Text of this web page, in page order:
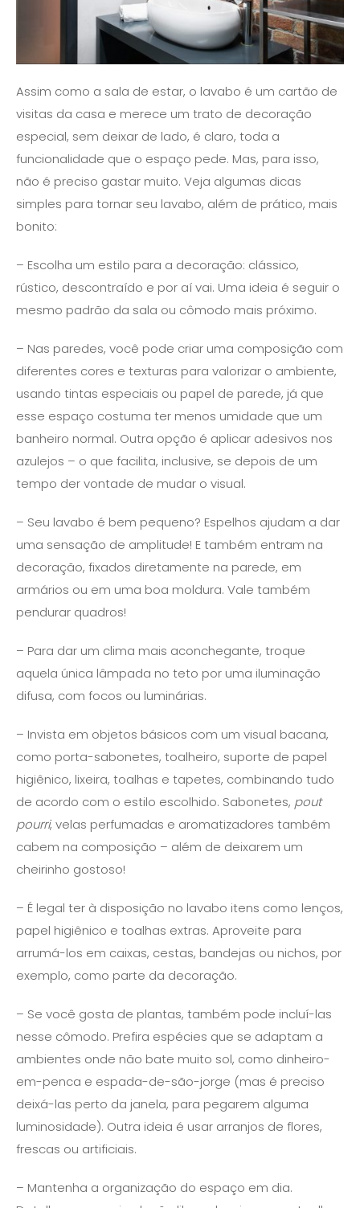
Assim como a sala de estar, o lavabo é um cartão de
visitas da casa e merece um trato de decoração
especial, sem deixar de lado, é claro, toda a
funcionalidade que o espaço pede. Mas, para isso,
não é preciso gastar muito. Veja algumas dicas
simples para tornar seu lavabo, além de prático, mais
bonito:
– Escolha um estilo para a decoração: clássico,
rústico, descontraído e por aí vai. Uma ideia é seguir o
mesmo padrão da sala ou cômodo mais próximo.
– Nas paredes, você pode criar uma composição com
diferentes cores e texturas para valorizar o ambiente,
usando tintas especiais ou papel de parede, já que
esse espaço costuma ter menos umidade que um
banheiro normal. Outra opção é aplicar adesivos nos
azulejos – o que facilita, inclusive, se depois de um
tempo der vontade de mudar o visual.
– Seu lavabo é bem pequeno? Espelhos ajudam a dar
uma sensação de amplitude! E também entram na
decoração, fixados diretamente na parede, em
armários ou em uma boa moldura. Vale também
pendurar quadros!
– Para dar um clima mais aconchegante, troque
aquela única lâmpada no teto por uma iluminação
difusa, com focos ou luminárias.
– Invista em objetos básicos com um visual bacana,
como porta-sabonetes, toalheiro, suporte de papel
higiênico, lixeira, toalhas e tapetes, combinando tudo
de acordo com o estilo escolhido. Sabonetes, pout
pourri, velas perfumadas e aromatizadores também
cabem na composição – além de deixarem um
cheirinho gostoso!
– É legal ter à disposição no lavabo itens como lenços,
papel higiênico e toalhas extras. Aproveite para
arrumá-los em caixas, cestas, bandejas ou nichos, por
exemplo, como parte da decoração.
– Se você gosta de plantas, também pode incluí-las
nesse cômodo. Prefira espécies que se adaptam a
ambientes onde não bate muito sol, como dinheiro-
em-penca e espada-de-são-jorge (mas é preciso
deixá-las perto da janela, para pegarem alguma
luminosidade). Outra ideia é usar arranjos de flores,
frescas ou artificiais.
– Mantenha a organização do espaço em dia.